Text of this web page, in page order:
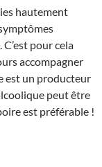
hautement
C’est pour cela
accompagner
est un producteur
peut être
est préférable !